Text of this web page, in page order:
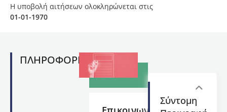
Η υποβολή αιτήσεων ολοκληρώνεται στις
01-01-1970
ΠΛΗΡΟΦΟΡΙΕΣ
Σύντομη